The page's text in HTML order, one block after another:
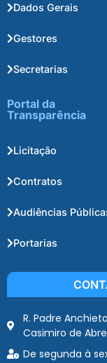
Dados Gerais
Gestores
Secretarias
Portal da
Transparência
Licitação
Contratos
Audiências
Portarias
R. Padre
Casimiro de
De segunda à